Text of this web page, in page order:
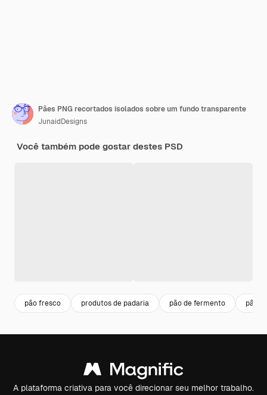
Pães PNG recortados isolados sobre um fundo transparente
JunaidDesigns
Você também pode gostar destes PSD
pão fresco produtos de padaria pão de fermento pão
A plataforma criativa para você direcionar seu melhor trabalho.